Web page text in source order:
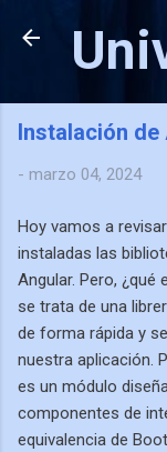
Instalación
- marzo 04, 2024
Hoy vamos a
instaladas las
Angular. Pero, ¿qué
se trata de una
de forma rápida y
nuestra aplicación.
es un módulo
componentes de
equivalencia de